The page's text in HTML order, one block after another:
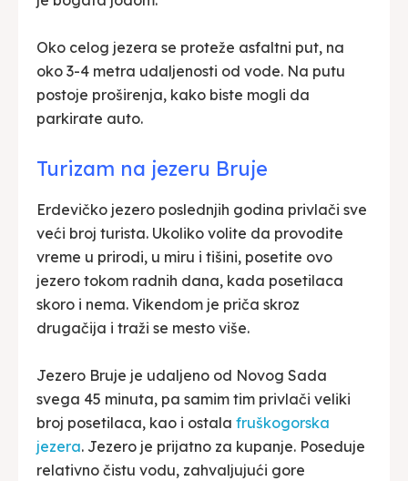
Oko celog jezera se proteže asfaltni put, na
oko 3-4 metra udaljenosti od vode. Na putu
postoje proširenja, kako biste mogli da
parkirate auto.
Turizam na jezeru Bruje
Erdevičko jezero poslednjih godina privlači sve
veći broj turista. Ukoliko volite da provodite
vreme u prirodi, u miru i tišini, posetite ovo
jezero tokom radnih dana, kada posetilaca
skoro i nema. Vikendom je priča skroz
drugačija i traži se mesto više.
Jezero Bruje je udaljeno od Novog Sada
svega 45 minuta, pa samim tim privlači veliki
broj posetilaca, kao i ostala fruškogorska
jezera. Jezero je prijatno za kupanje. Poseduje
relativno čistu vodu, zahvaljujući gore